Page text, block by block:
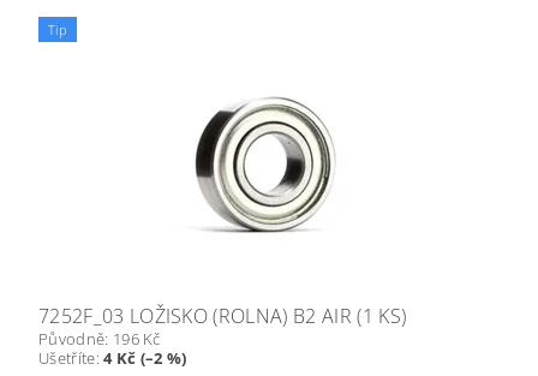
Tip
7252F_03 LOŽISKO (ROLNA) B2 AIR (1 KS)
Původně: 196 Kč
Ušetříte:4 Kč (–2 %)